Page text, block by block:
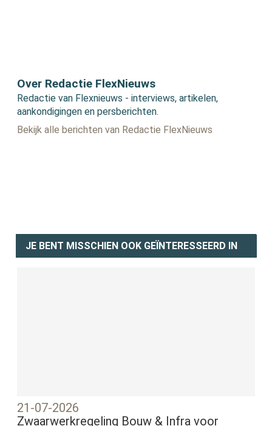
Over Redactie FlexNieuws
Redactie van Flexnieuws - interviews, artikelen,
aankondigingen en persberichten.
Bekijk alle berichten van Redactie FlexNieuws
JE BENT MISSCHIEN OOK GEÏNTERESSEERD IN
21-07-2026
Zwaarwerkregeling Bouw & Infra voor